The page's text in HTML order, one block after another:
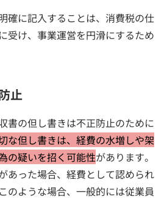
確に記入することは、消費税の仕
受け、事業運営を円滑にするため
止
書の但し書きは不正防止のために
な但し書きは、経費の水増しや架
の疑いを招く可能性があります。
あった場合、経費として認められ
のような場合、一般的には従業員